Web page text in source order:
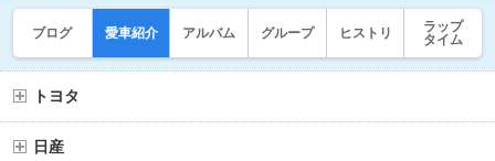
ブログ 愛車紹介 アルバム グループ ヒストリ
ラップ
タイム
トヨタ
日産